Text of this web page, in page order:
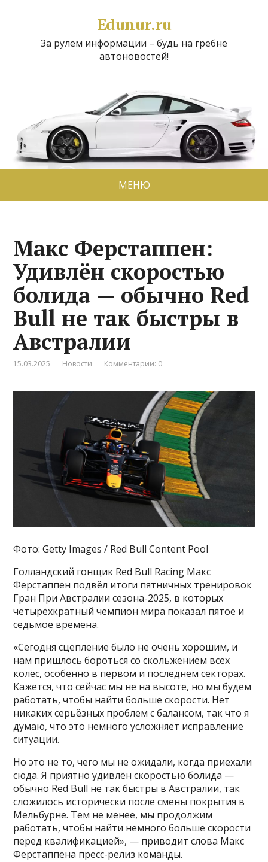
Edunur.ru
За рулем информации – будь на гребне
автоновостей!
МЕНЮ
Макс Ферстаппен:
Удивлён скоростью
болида — обычно Red
Bull не так быстры в
Австралии
15.03.2025 Новости Комментарии: 0
Фото: Getty Images / Red Bull Content Pool
Голландский гонщик Red Bull Racing Макс
Ферстаппен подвёл итоги пятничных тренировок
Гран При Австралии сезона-2025, в которых
четырёхкратный чемпион мира показал пятое и
седьмое времена.
«Сегодня сцепление было не очень хорошим, и
нам пришлось бороться со скольжением всех
колёс, особенно в первом и последнем секторах.
Кажется, что сейчас мы не на высоте, но мы будем
работать, чтобы найти больше скорости. Нет
никаких серьёзных проблем с балансом, так что я
думаю, что это немного усложняет исправление
ситуации.
Но это не то, чего мы не ожидали, когда приехали
сюда. Я приятно удивлён скоростью болида —
обычно Red Bull не так быстры в Австралии, так
сложилось исторически после смены покрытия в
Мельбурне. Тем не менее, мы продолжим
работать, чтобы найти немного больше скорости
перед квалификацией», — приводит слова Макс
Ферстаппена пресс-релиз команды.